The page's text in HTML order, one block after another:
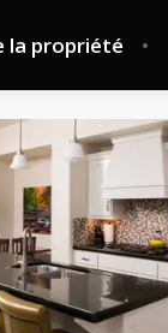
la propriété